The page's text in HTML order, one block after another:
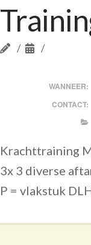
WANNEER:
CONTACT:
Krachttraining
3x 3 diverse
P = vlakstuk